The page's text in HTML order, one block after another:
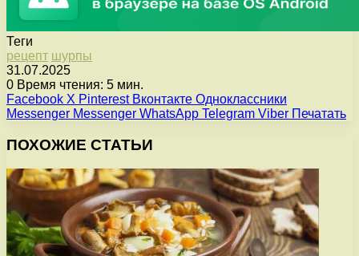
Теги
рецепт шурпы
31.07.2025
0 Время чтения: 5 мин.
Facebook X Pinterest Вконтакте Одноклассники
Messenger Messenger WhatsApp Telegram Viber Печатать
ПОХОЖИЕ СТАТЬИ